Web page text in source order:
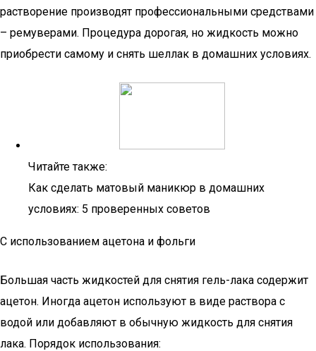
растворение производят профессиональными средствами
– ремуверами. Процедура дорогая, но жидкость можно
приобрести самому и снять шеллак в домашних условиях.
Читайте также:
Как сделать матовый маникюр в домашних
условиях: 5 проверенных советов
С использованием ацетона и фольги
Большая часть жидкостей для снятия гель-лака содержит
ацетон. Иногда ацетон используют в виде раствора с
водой или добавляют в обычную жидкость для снятия
лака. Порядок использования: